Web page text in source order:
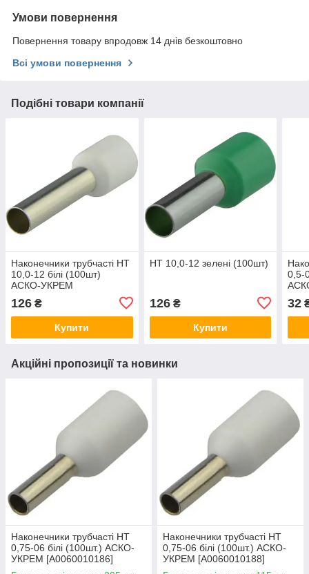
Умови повернення
Повернення товару впродовж 14 днів безкоштовно
Всі умови повернення
Подібні товари компанії
Наконечники трубчасті НТ
10,0-12 білі (100шт)
АСКО-УКРЕМ
126 ₴
Купити
НТ 10,0-12 зелені (100шт)
126₴
Купити
0,5-
32
Акційні пропозиції та новинки
Наконечники трубчасті НТ
0,75-06 білі (100шт.) АСКО-
УКРЕМ [A0060010186]
Наконечники трубчасті НТ
0,75-06 білі (100шт.) АСКО-
УКРЕМ [A0060010188]